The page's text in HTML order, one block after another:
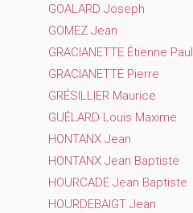
GOALARD Joseph
GOMEZ Jean
GRACIANETTE Étienne Paul
GRACIANETTE Pierre
GRÉSILLIER Maurice
GUÉLARD Louis Maxime
HONTANX Jean
HONTANX Jean Baptiste
HOURCADE Jean Baptiste
HOURDEBAIGT Jean